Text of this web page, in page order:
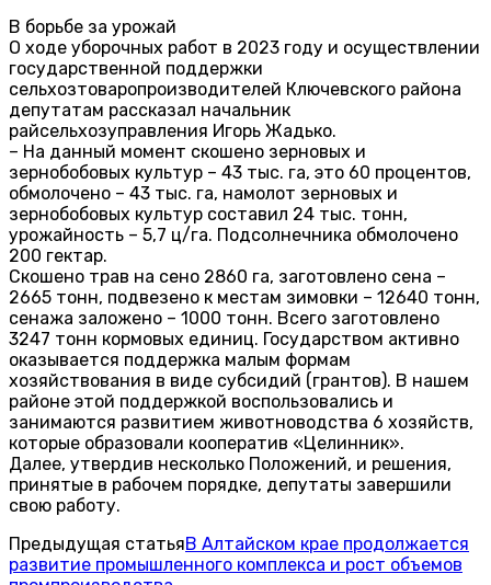
В борьбе за урожай
О ходе уборочных работ в 2023 году и осуществлении
государственной поддержки
сельхозтоваропроизводителей Ключевского района
депутатам рассказал начальник
райсельхозуправления Игорь Жадько.
– На данный момент скошено зерновых и
зернобобовых культур – 43 тыс. га, это 60 процентов,
обмолочено – 43 тыс. га, намолот зерновых и
зернобобовых культур составил 24 тыс. тонн,
урожайность – 5,7 ц/га. Подсолнечника обмолочено
200 гектар.
Скошено трав на сено 2860 га, заготовлено сена –
2665 тонн, подвезено к местам зимовки – 12640 тонн,
сенажа заложено – 1000 тонн. Всего заготовлено
3247 тонн кормовых единиц. Государством активно
оказывается поддержка малым формам
хозяйствования в виде субсидий (грантов). В нашем
районе этой поддержкой воспользовались и
занимаются развитием животноводства 6 хозяйств,
которые образовали кооператив «Целинник».
Далее, утвердив несколько Положений, и решения,
принятые в рабочем порядке, депутаты завершили
свою работу.
Предыдущая статьяВ Алтайском крае продолжается
развитие промышленного комплекса и рост объемов